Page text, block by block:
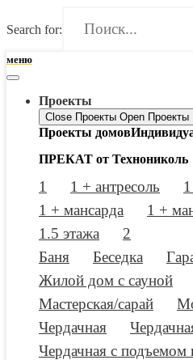
Search for:
меню
Проекты
Close Проекты Open Проекты
Проекты домов
ПРЕКАТ от Технониколь
1 1 + антресоль
1 + мансарда
1 +
1.5 этажа
2
Баня
Беседка
Жилой дом с сауной
Мастерская/сарай
Чердачная
Чердачная с подъемом